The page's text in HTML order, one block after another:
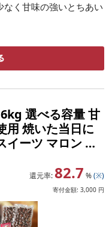
く甘味の強いとちあい
選べる容量 甘
用 焼いた当日に
イーツ マロン 常
還元率: 82.7 % (※)
寄付金額: 3,000 円